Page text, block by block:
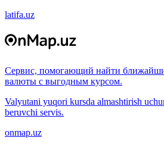
latifa.uz
Сервис, помогающий найти
валюты с выгодным курсом.
Valyutani yuqori kursda almashtirish
beruvchi servis.
onmap.uz